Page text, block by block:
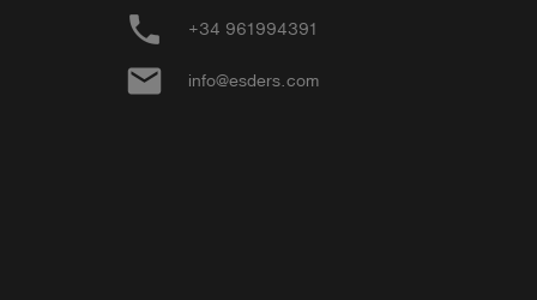
phone +34 961994391
email info@esders.com